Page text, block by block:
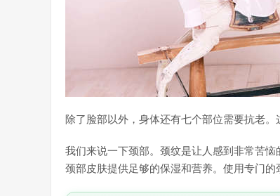
除了脸部以外，身体还有七个部位需要抗老
我们来说一下颈部。颈纹是让人感到非常苦
颈部皮肤提供足够的保湿和营养。使用专门的